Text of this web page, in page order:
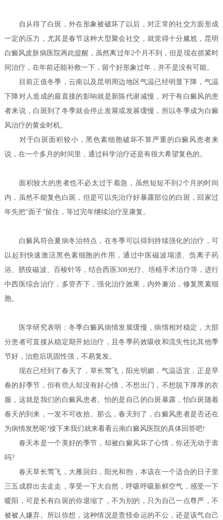
自从得了白斑，外在形象被破坏了以后，对正常的社交方面形成
一定的压力，尤其是春节这种大型聚会社交，就觉得十分尴尬，昆明
白癜风皮肤病医院再此提醒，虽然离过年2个月不到，但是现在抓紧时
间治疗，在年前还能补救一下，留个好形象过年，并不是没有可能。
目前正值冬季，云南以及昆明周边地区气温已经明显下降，气温
下降对人造成的最直接的影响就是新陈代谢减慢，对于有白癜风的患
者来说，白斑到了冬季就会停止发展或发展缓慢，所以冬季成为白癜
风治疗的黄金时机。
对于白斑面积较小，黑色素细胞破坏不算严重的白癜风患者来
说，在一个多月的时间里，通过科学治疗还是有很大希望复色的。
面积较大的患者也不必太过于着急，虽然短短不到2个月的时间
内，虽然不能复色白斑，但是可以先治疗好暴露部位的白斑，回家过
年先把“面子”留住，等过完年继续治疗至康复。
白癜风符合夏病冬治特点，在冬季可以得到持续强化的治疗，可
以起到快速激活黑色素细胞的作用，通过中医磁波塌渍、负离子药
浴、脐疫磁波、百棱针等，结合西医308光疗、培植手术治疗等，进行
中西医综合治疗，多管齐下，强化治疗效果，内外兼治，修复黑素细
胞。
医学研究表明：冬季白癜风病情发展缓慢，病情相对稳定，大部
分患者可直接从稳定期开始治疗，且冬季药效吸收和流失性比其他季
节好，治愈后巩固性强，不易复发。
现在已经到了春天了，草长莺飞，阳光明媚，气温适宜，正是早
春的好季节，但有些人却没有好心情，不想出门，不想脱下厚厚的衣
服，这就是我们的白癜风患者。怕的是自己的白斑暴露，怕白斑随着
春天的到来，一发不可收拾。那么，春天到了，白癜风患者是否还在
为病情发愁呢?接下来我们就来看看云南白癜风医院的具体回答吧!
春天本是一个美好的季节，却被白癜风坏了心情，你还无动于衷
吗?
春天草长莺飞，大雁回归，阳光和煦，本该在一个适合的日子里
三五成群出去走走，享受一下大自然，呼吸呼吸新鲜空气，感受一下
暖阳，可是长有白斑的你退缩了，不为别的，只为自己一点尊严，不
被被人嫌弃。所以你想，这种情况是责怪命运的不公，还是该气自己